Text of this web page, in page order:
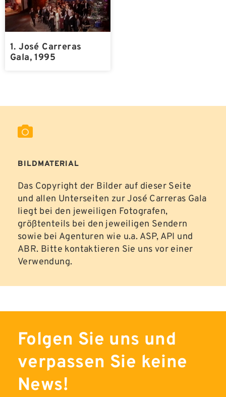
1. José Carreras
Gala, 1995
BILDMATERIAL
Das Copyright der Bilder auf dieser Seite
und allen Unterseiten zur José Carreras Gala
liegt bei den jeweiligen Fotografen,
größtenteils bei den jeweiligen Sendern
sowie bei Agenturen wie u.a. ASP, API und
ABR. Bitte kontaktieren Sie uns vor einer
Verwendung.
Folgen Sie uns und
verpassen Sie keine
News!